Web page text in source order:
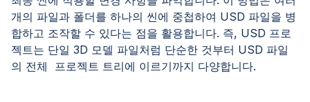
개의 파일과 폴더를 하나의 씬에 중첩하여 USD 파일을 병
합하고 조작할 수 있다는 점을 활용합니다. 즉, USD 프로
젝트는 단일 3D 모델 파일처럼 단순한 것부터 USD 파일
의 전체 프로젝트 트리에 이르기까지 다양합니다.